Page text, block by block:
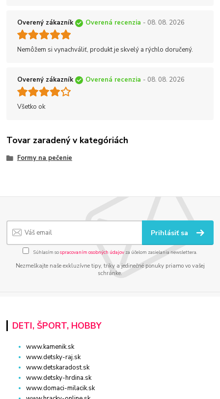
Overený zákazník Overená recenzia - 08. 08. 2026
Nemôžem si vynachváliť, produkt je skvelý a rýchlo doručený.
Overený zákazník Overená recenzia - 08. 08. 2026
Všetko ok
Tovar zaradený v kategóriách
Formy na pečenie
Prihlásiť sa
Súhlasím sospracovaním osobných údajov za účelom zasielania newslettera.
Nezmeškajte naše exkluzívne tipy, triky a jedinečné ponuky priamo vo vašej
schránke.
DETI, ŠPORT, HOBBY
www.kamenik.sk
www.detsky-raj.sk
www.detskaradost.sk
www.detsky-hrdina.sk
www.domaci-milacik.sk